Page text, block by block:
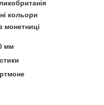
кольори
монетниці
мм